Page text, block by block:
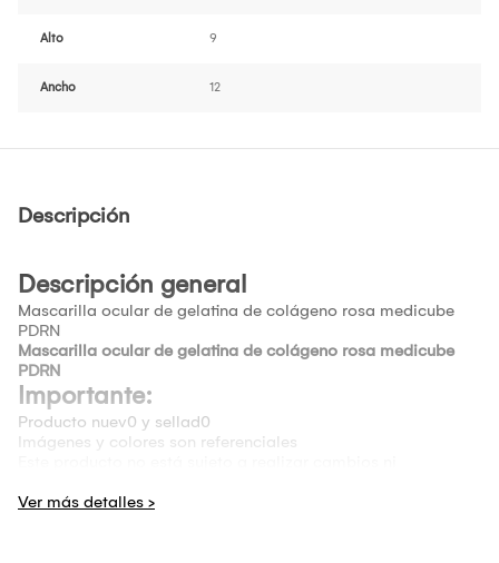
Alto 9
Ancho 12
Descripción
Descripción general
Mascarilla ocular de gelatina de colágeno rosa medicube
PDRN
Mascarilla ocular de gelatina de colágeno rosa medicube
PDRN
Importante:
Producto nuev0 y sellad0
Imágenes y colores son referenciales
El cliente solo recibirá un documento de compra